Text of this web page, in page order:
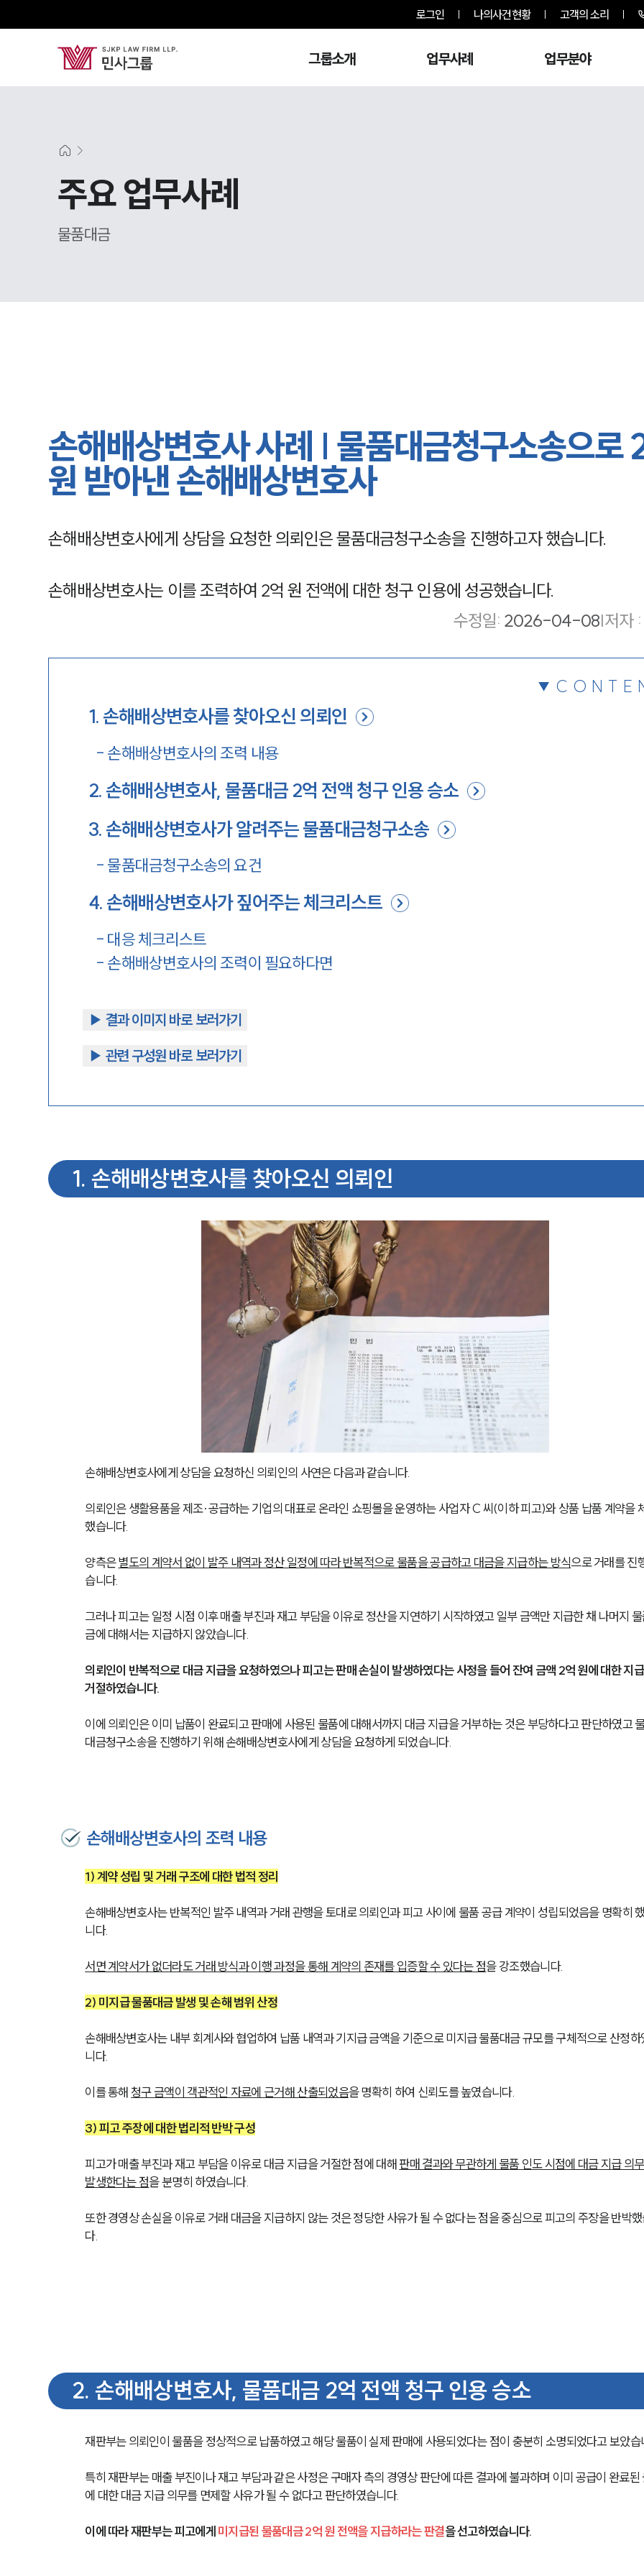
로그인 나의사건현황 고객의 소리
그룹소개 업무사례 업무분야
주요 업무사례
물품대금
손해배상변호사 사례 | 물품대금청구소송으로
원 받아낸 손해배상변호사
손해배상변호사에게 상담을 요청한 의뢰인은 물품대금청구소송을 진행하고자 했습니다.
손해배상변호사는 이를 조력하여 2억 원 전액에 대한 청구 인용에 성공했습니다.
수정일: 2026-04-08|저자 :
1. 손해배상변호사를 찾아오신 의뢰인
- 손해배상변호사의 조력 내용
2. 손해배상변호사, 물품대금 2억 전액 청구 인용 승소
3. 손해배상변호사가 알려주는 물품대금청구소송
- 물품대금청구소송의 요건
4. 손해배상변호사가 짚어주는 체크리스트
- 대응 체크리스트
- 손해배상변호사의 조력이 필요하다면
▶︎ 결과 이미지 바로 보러가기
▶︎ 관련 구성원 바로 보러가기
1. 손해배상변호사를 찾아오신 의뢰인
손해배상변호사에게 상담을 요청하신 의뢰인의 사연은 다음과 같습니다.
의뢰인은 생활용품을 제조·공급하는 기업의 대표로 온라인 쇼핑몰을 운영하는 사업자 C 씨(이하 피고)와 상품 납품 계약을
했습니다.
양측은 별도의 계약서 없이 발주 내역과 정산 일정에 따라 반복적으로 물품을 공급하고 대금을 지급하는 방식으로 거래를 진
습니다.
그러나 피고는 일정 시점 이후 매출 부진과 재고 부담을 이유로 정산을 지연하기 시작하였고 일부 금액만 지급한 채 나머지 물
금에 대해서는 지급하지 않았습니다.
의뢰인이 반복적으로 대금 지급을 요청하였으나 피고는 판매 손실이 발생하였다는 사정을 들어 잔여 금액 2억 원에 대한 지
거절하였습니다.
이에 의뢰인은 이미 납품이 완료되고 판매에 사용된 물품에 대해서까지 대금 지급을 거부하는 것은 부당하다고 판단하였고
대금청구소송을 진행하기 위해 손해배상변호사에게 상담을 요청하게 되었습니다.
손해배상변호사의 조력 내용
1) 계약 성립 및 거래 구조에 대한 법적 정리
손해배상변호사는 반복적인 발주 내역과 거래 관행을 토대로 의뢰인과 피고 사이에 물품 공급 계약이 성립되었음을 명확히
니다.
서면 계약서가 없더라도 거래 방식과 이행 과정을 통해 계약의 존재를 입증할 수 있다는 점을 강조했습니다.
2) 미지급 물품대금 발생 및 손해 범위 산정
손해배상변호사는 내부 회계사와 협업하여 납품 내역과 기지급 금액을 기준으로 미지급 물품대금 규모를 구체적으로 산정하
니다.
이를 통해 청구 금액이 객관적인 자료에 근거해 산출되었음을 명확히 하여 신뢰도를 높였습니다.
3) 피고 주장에 대한 법리적 반박 구성
피고가 매출 부진과 재고 부담을 이유로 대금 지급을 거절한 점에 대해 판매 결과와 무관하게 물품 인도 시점에 대금 지급 의
발생한다는 점을 분명히 하였습니다.
또한 경영상 손실을 이유로 거래 대금을 지급하지 않는 것은 정당한 사유가 될 수 없다는 점을 중심으로 피고의 주장을 반박
다.
2. 손해배상변호사, 물품대금 2억 전액 청구 인용 승소
재판부는 의뢰인이 물품을 정상적으로 납품하였고 해당 물품이 실제 판매에 사용되었다는 점이 충분히 소명되었다고 보았습
특히 재판부는 매출 부진이나 재고 부담과 같은 사정은 구매자 측의 경영상 판단에 따른 결과에 불과하며 이미 공급이 완료된
에 대한 대금 지급 의무를 면제할 사유가 될 수 없다고 판단하였습니다.
이에 따라 재판부는 피고에게 미지급된 물품대금 2억 원 전액을 지급하라는 판결을 선고하였습니다.